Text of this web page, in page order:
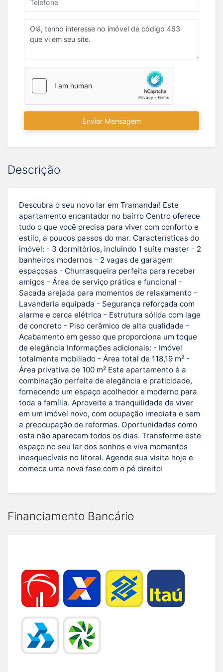
Enviar Mensagem
Descrição
Descubra o seu novo lar em Tramandaí! Este
apartamento encantador no bairro Centro oferece
tudo o que você precisa para viver com conforto e
estilo, a poucos passos do mar. Características do
imóvel: - 3 dormitórios, incluindo 1 suíte master - 2
banheiros modernos - 2 vagas de garagem
espaçosas - Churrasqueira perfeita para receber
amigos - Área de serviço prática e funcional -
Sacada arejada para momentos de relaxamento -
Lavanderia equipada - Segurança reforçada com
alarme e cerca elétrica - Estrutura sólida com lage
de concreto - Piso cerâmico de alta qualidade -
Acabamento em gesso que proporciona um toque
de elegância Informações adicionais: - Imóvel
totalmente mobiliado - Área total de 118,19 m² -
Área privativa de 100 m² Este apartamento é a
combinação perfeita de elegância e praticidade,
fornecendo um espaço acolhedor e moderno para
toda a família. Aproveite a tranquilidade de viver
em um imóvel novo, com ocupação imediata e sem
a preocupação de reformas. Oportunidades como
esta não aparecem todos os dias. Transforme este
espaço no seu lar dos sonhos e viva momentos
inesquecíveis no litoral. Agende sua visita hoje e
comece uma nova fase com o pé direito!
Financiamento Bancário